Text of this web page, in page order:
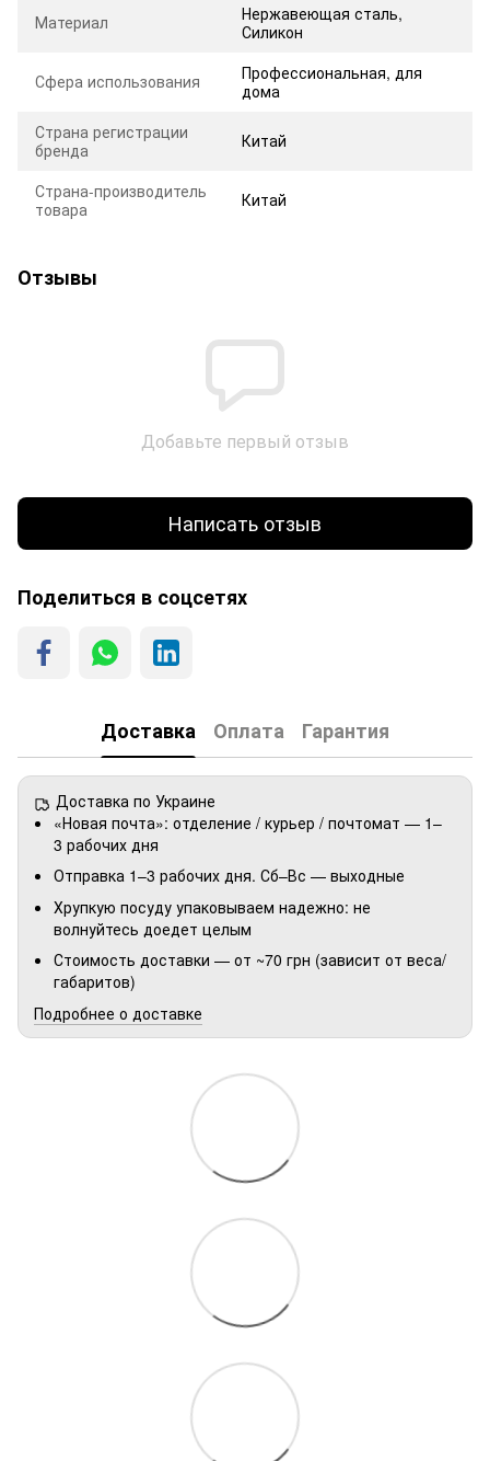
Материал
Нержавеющая сталь,
Силикон
Сфера использования
Профессиональная, для
дома
Страна регистрации
бренда
Китай
Страна-производитель
товара
Китай
Отзывы
Добавьте первый отзыв
Написать отзыв
Поделиться в соцсетях
Доставка Оплата Гарантия
Доставка по Украине
«Новая почта»: отделение / курьер / почтомат — 1–
3 рабочих дня
Отправка 1–3 рабочих дня. Сб–Вс — выходные
Хрупкую посуду упаковываем надежно: не
волнуйтесь доедет целым
Стоимость доставки — от ~70 грн (зависит от веса/
габаритов)
Подробнее о доставке